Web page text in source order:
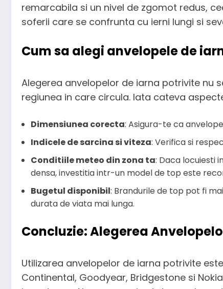
remarcabila si un nivel de zgomot redus,
soferii care se confrunta cu ierni lungi si
Cum sa alegi anvelopele de
Alegerea anvelopelor de iarna potrivite nu
regiunea in care circula. Iata cateva
Dimensiunea corecta: Asigura-te ca
Indicele de sarcina si viteza: Verifica si
Conditiile meteo din zona ta: Daca locuiesti
densa, investitia intr-un model de top este
Bugetul disponibil: Brandurile de top pot fi
durata de viata mai lunga.
Concluzie: Alegerea
Utilizarea anvelopelor de iarna potrivite
Continental, Goodyear, Bridgestone si